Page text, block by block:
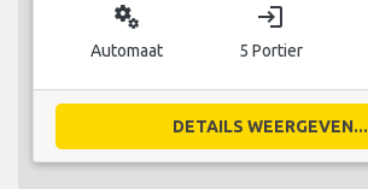
miscellaneous_services
Automaat
login
5 Portier
DETAILS WEERGEVEN...